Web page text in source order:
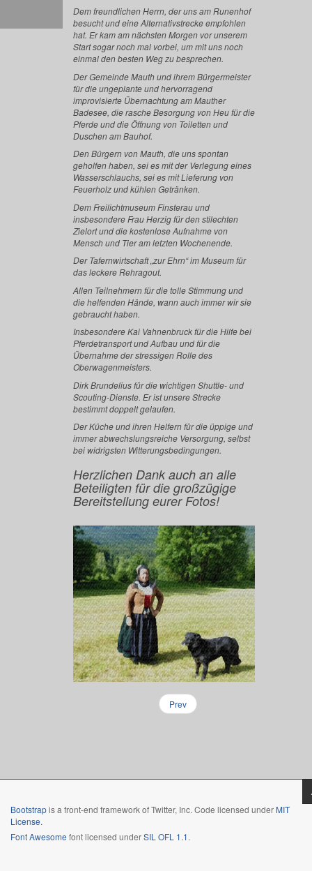
Dem freundlichen Herrn, der uns am Runenhof
besucht und eine Alternativstrecke empfohlen
hat. Er kam am nächsten Morgen vor unserem
Start sogar noch mal vorbei, um mit uns noch
einmal den besten Weg zu besprechen.
Der Gemeinde Mauth und ihrem Bürgermeister
für die ungeplante und hervorragend
improvisierte Übernachtung am Mauther
Badesee, die rasche Besorgung von Heu für die
Pferde und die Öffnung von Toiletten und
Duschen am Bauhof.
Den Bürgern von Mauth, die uns spontan
geholfen haben, sei es mit der Verlegung eines
Wasserschlauchs, sei es mit Lieferung von
Feuerholz und kühlen Getränken.
Dem Freilichtmuseum Finsterau und
insbesondere Frau Herzig für den stilechten
Zielort und die kostenlose Aufnahme von
Mensch und Tier am letzten Wochenende.
Der Tafernwirtschaft „zur Ehrn“ im Museum für
das leckere Rehragout.
Allen Teilnehmern für die tolle Stimmung und
die helfenden Hände, wann auch immer wir sie
gebraucht haben.
Insbesondere Kai Vahnenbruck für die Hilfe bei
Pferdetransport und Aufbau und für die
Übernahme der stressigen Rolle des
Oberwagenmeisters.
Dirk Brundelius für die wichtigen Shuttle- und
Scouting-Dienste. Er ist unsere Strecke
bestimmt doppelt gelaufen.
Der Küche und ihren Helfern für die üppige und
immer abwechslungsreiche Versorgung, selbst
bei widrigsten Witterungsbedingungen.
Herzlichen Dank auch an alle
Beteiligten für die großzügige
Bereitstellung eurer Fotos!
Prev
Bootstrapis a front-end framework of Twitter, Inc. Code licensed under MIT
License.
Font Awesome font licensed underSIL OFL 1.1.